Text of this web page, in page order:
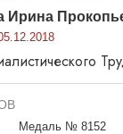
Ирина
Медаль № 8152